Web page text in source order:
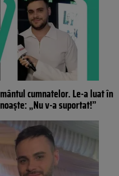
cumnatelor. Le-a luat în
„Nu v-a suportat!”